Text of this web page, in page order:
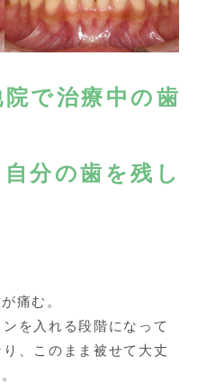
院で治療中の歯
分の歯を残し
痛む。
を入れる段階になって
、このまま被せて大丈